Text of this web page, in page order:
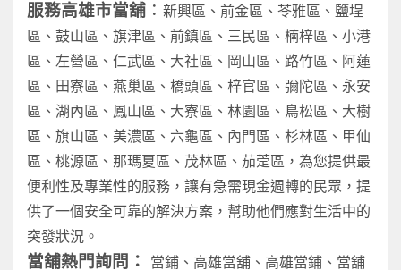
服務高雄市當舖 ： 新興區、前金區、苓雅區、鹽埕
區、鼓山區、旗津區、前鎮區、三民區、楠梓區、小港
區、左營區、仁武區、大社區、岡山區、路竹區、阿蓮
區、田寮區、燕巢區、橋頭區、梓官區、彌陀區、永安
區、湖內區、鳳山區、大寮區、林園區、鳥松區、大樹
區、旗山區、美濃區、六龜區、內門區、杉林區、甲仙
區、桃源區、那瑪夏區、茂林區、茄萣區，為您提供最
便利性及專業性的服務，讓有急需現金週轉的民眾，提
供了一個安全可靠的解決方案，幫助他們應對生活中的
突發狀況。
當舖熱門詢問： 當鋪 、 高雄當舖 、 高雄當鋪 、 當舖